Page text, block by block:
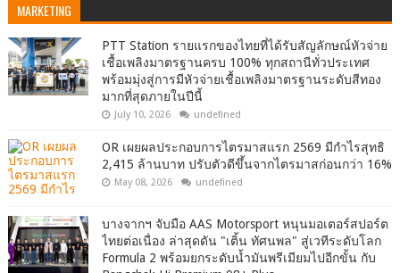
MARKETING
PTT Station รายแรกของไทยที่ได้รับสัญลักษณ์หัวจ่าย
เชื้อเพลิงมาตรฐานครบ 100% ทุกสถานีทั่วประเทศ
พร้อมมุ่งสู่การมีหัวจ่ายเชื้อเพลิงมาตรฐานระดับสีทอง
มากที่สุดภายในปีนี้
July 10, 2026 undefined
OR เผยผลประกอบการไตรมาสแรก 2569 มีกำไรสุทธิ
2,415 ล้านบาท ปรับตัวดีขึ้นจากไตรมาสก่อนกว่า 16%
May 08, 2026 undefined
บางจากฯ จับมือ AAS Motorsport หนุนมอเตอร์สปอร์ต
ไทยต่อเนื่อง ล่าสุดดัน "เติ้น ทัศนพล" สู่เวทีระดับโลก
Formula 2 พร้อมยกระดับน้ำมันพรีเมียมไปอีกขั้น กับ